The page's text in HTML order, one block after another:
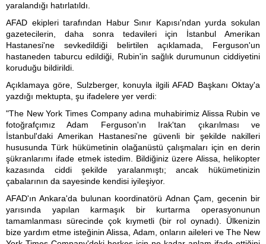
yaralandığı hatırlatıldı.
AFAD ekipleri tarafından Habur Sınır Kapısı'ndan yurda sokulan
gazetecilerin, daha sonra tedavileri için İstanbul Amerikan
Hastanesi'ne sevkedildiği belirtilen açıklamada, Ferguson'un
hastaneden taburcu edildiği, Rubin'in sağlık durumunun ciddiyetini
koruduğu bildirildi.
Açıklamaya göre, Sulzberger, konuyla ilgili AFAD Başkanı Oktay'a
yazdığı mektupta, şu ifadelere yer verdi:
"The New York Times Company adına muhabirimiz Alissa Rubin ve
fotoğrafçımız Adam Ferguson'ın Irak'tan çıkarılması ve
İstanbul'daki Amerikan Hastanesi'ne güvenli bir şekilde nakilleri
hususunda Türk hükümetinin olağanüstü çalışmaları için en derin
şükranlarımı ifade etmek istedim. Bildiğiniz üzere Alissa, helikopter
kazasında ciddi şekilde yaralanmıştı; ancak hükümetinizin
çabalarının da sayesinde kendisi iyileşiyor.
AFAD'ın Ankara'da bulunan koordinatörü Adnan Çam, gecenin bir
yarısında yapılan karmaşık bir kurtarma operasyonunun
tamamlanması sürecinde çok kıymetli (bir rol oynadı). Ülkenizin
bize yardım etme isteğinin Alissa, Adam, onların aileleri ve The New